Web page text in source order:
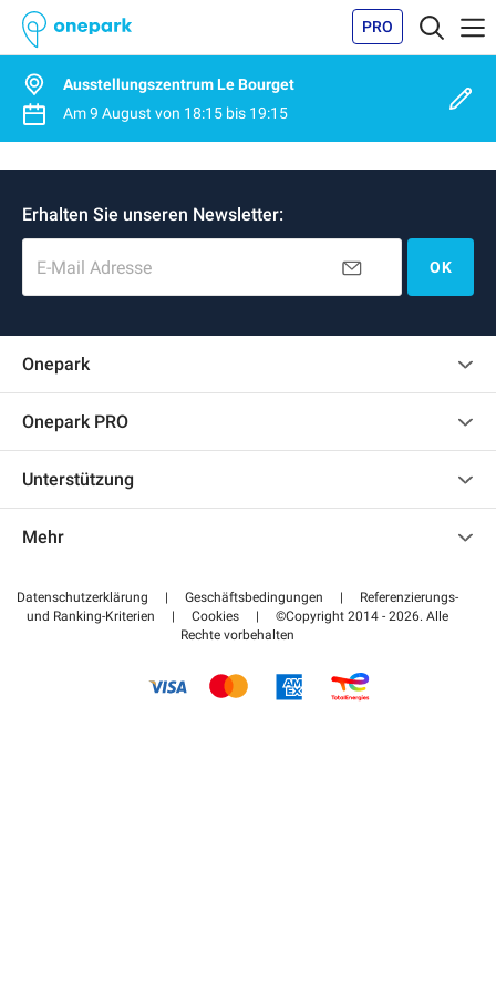
PRO
Ausstellungszentrum Le Bourget
Am9 August von 18:15bis 19:15
Erhalten Sie unseren Newsletter:
E-Mail Adresse OK
Onepark
Onepark PRO
Werden Sie unser Partner
Auf meinen Partnerbereich zugreifen
Unterstützung
Bezahlen Sie Ihren Parkplatz FLOW
Mehr
Datenschutzerklärung | Geschäftsbedingungen |
Referenzierungs-
und Ranking-Kriterien
| Cookies |
©Copyright 2014 - 2026. Alle
Rechte vorbehalten